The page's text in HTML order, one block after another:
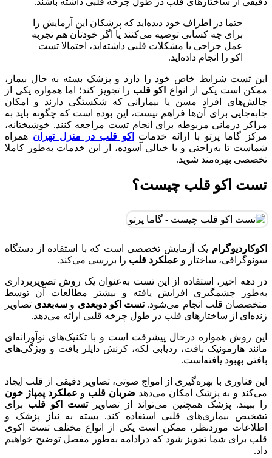
حتما در اطراف خود دیده‌اید که پزشکان این آزمایش را
برای چه کسانی توصیه می‌کنند یا اگر خودتان هم تجربه
عمل جراحی یا مشکلات قلبی داشته‌اید، احتمالا تست
اکو را انجام داده‌اید.
این تست شرایط خاص خود را دارد و پزشک بسته به حال بیمار،
ممکن است یکی از انواع اکو قلب را تجویز کند؛ اما همواره یکی از
چالش‌های افراد مسن یا بیمارانی که شکستگی دارند و امکان
جابه‌جایی برای آن‌ها فراهم نیست، این بوده است که چگونه باید به
مراکز درمانی مربوطه برای انجام تست مراجعه کنند. خوشبختانه،
مرکز گاما پرتو با ارائه خدمات
اکو قلب در منزل تهران همراه
شماست تا به‌راحتی و با خیالی آسوده، از این خدمات به‌طور کاملا
تخصصی بهره‌مند شوید.
تست اکو قلب چیست؟
اکوکاردیوگرام یک آزمایش تخصصی است که با استفاده از دستگاه
سونوگرافی، ساختار و عملکرد قلب را بررسی می‌کند.
در دهه اخیر، استفاده از این تست به‌عنوان یک روش تصویربرداری
به‌طور چشمگیری افزایش یافته و بیشتر مطالعات آن توسط
متخصصان قلب انجام می‌شود.تست اکو دو‌بعدی و سه‌بعدی تصاویر
زنده‌ای از ساختارهای قلب در طول چرخه قلبی ارائه می‌دهد.
این روش همواره درحال پیشرفت است و با تکنیک‌های نوآورانه‌ای
مانند هارمونیک بافت، ردیابی لکه، کرنش داپلر بافت و ویژگی‌های
بافتی بهبود یافته‌است.
این فناوری با بهره‌گیری از امواج صوتی، تصاویر دقیقی از قلب ایجاد
می‌کند و به پزشک امکان می‌دهد ضربان قلب و عملکرد پمپاژ خون
را ببیند. پزشک همچنین می‌تواند از تصاویرتست اکو قلب برای
تشخیص بیماری‌های قلبی استفاده کند. بسته به نیاز پزشک و
اطلاعات موردنظر، ممکن است یکی از انواع مختلف تست اکوی
قلب برای شما تجویز شود که درادامه به‌طور مفصل توضیح خواهیم
داد.